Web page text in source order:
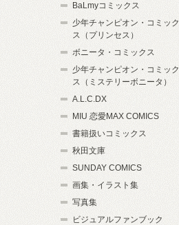
BaLmyコミックス
少年チャンピオン・コミック
ス（プリンセス）
ボニータ・コミックス
少年チャンピオン・コミック
ス（ミステリーボニータ）
A.L.C.DX
MIU 恋愛MAX COMICS
書籍扱いコミックス
秋田文庫
SUNDAY COMICS
画集・イラスト集
写真集
ビジュアルファンブック